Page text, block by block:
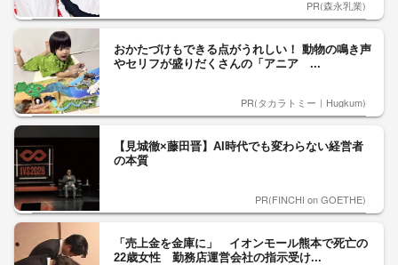
PR(森永乳業)
おかたづけもできる点がうれしい！ 動物の鳴き声
やセリフが盛りだくさんの「アニア ...
PR(タカラトミー｜Hugkum)
【見城徹×藤田晋】AI時代でも変わらない経営者
の本質
PR(FINCHI on GOETHE)
「売上金を金庫に」 イオンモール熊本で死亡の
22歳女性 勤務店運営会社の指示受け...